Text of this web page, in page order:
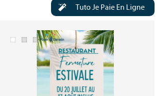
Tuto Je Paie En Ligne